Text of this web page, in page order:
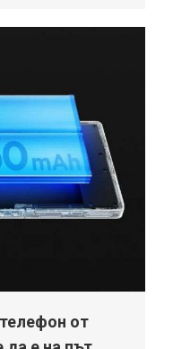
от